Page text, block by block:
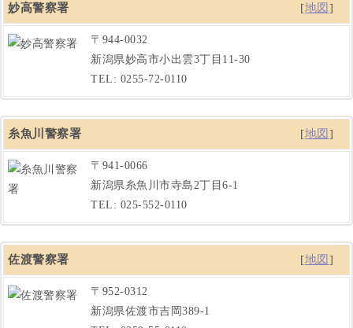
妙高警察署 [地図 ]
〒944-0032
新潟県妙高市小出雲3丁目11-30
TEL: 0255-72-0110
糸魚川警察署 [地図 ]
〒941-0066
新潟県糸魚川市寺島2丁目6-1
TEL: 025-552-0110
佐渡警察署 [地図 ]
〒952-0312
新潟県佐渡市吉岡389-1